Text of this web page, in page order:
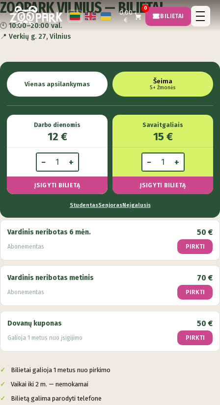
0,00
€
0
BILIETAI
ZOOPARK VILNIUS — BILIETAI
🕙 10:00–20:00 val.
📍 Verkių g. 27, Vilnius
Vienas apsilankymas Šeima
5+ Žmonės
Darbo dienomis
12 €
− +
ĮSIGYTI BILIETĄ
Savaitgaliais
15 €
− +
ĮSIGYTI BILIETĄ
StudentasSenjorasNeįgalusis
Vardinis neribotas 6 mėn.
Abonementas
50 €
PIRKTI
Vardinis neribotas metinis
Abonementas
70 €
PIRKTI
Dovanų kuponas
Galioja 1 metus nuo įsigijimo
50 €
PIRKTI
Bilietai galioja 1 metus nuo pirkimo
Vaikai iki 2 m. — nemokamai
Bilietą galima parodyti telefone